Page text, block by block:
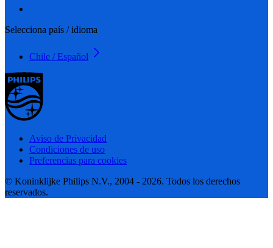
Selecciona país / idioma
Chile / Español
Aviso de Privacidad
Condiciones de uso
Preferencias para cookies
© Koninklijke Philips N.V., 2004 - 2026. Todos los derechos
reservados.